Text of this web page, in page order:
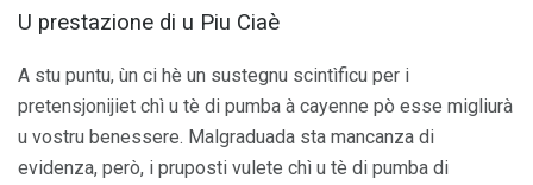
U prestazione di u Piu Ciaè
A stu puntu, ùn ci hè un sustegnu scintìficu per i
pretensjonijiet chì u tè di pumba à cayenne pò esse migliurà
u vostru benessere. Malgraduada sta mancanza di
evidenza, però, i pruposti vulete chì u tè di pumba di